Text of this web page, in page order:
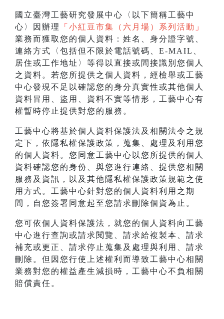
國立臺灣工藝研究發展中心〈以下簡稱工藝中
心〉因辦理
「 小紅豆市集（六月場）系列活動 」
業務而獲取您的個人資料：姓名、身分證字號、
連絡方式〈包括但不限於電話號碼、E-MAIL、
居住或工作地址〉等得以直接或間接識別您個人
之資料。若您所提供之個人資料，經檢舉或工藝
中心發現不足以確認您的身分真實性或其他個人
資料冒用、盜用、資料不實等情形，工藝中心有
權暫時停止提供對您的服務。
工藝中心將基於個人資料保護法及相關法令之規
定下，依隱私權保護政策，蒐集、處理及利用您
的個人資料。您同意工藝中心以您所提供的個人
資料確認您的身份、與您進行連絡、提供您相關
服務及資訊，以及其他隱私權保護政策規範之使
用方式。工藝中心針對您的個人資料利用之期
間，自您簽署同意起至您請求刪除個資為止。
您可依個人資料保護法，就您的個人資料向工藝
中心進行查詢或請求閱覽、請求給複製本、請求
補充或更正、請求停止蒐集及處理與利用、請求
刪除。但因您行使上述權利而導致工藝中心相關
業務對您的權益產生減損時，工藝中心不負相關
賠償責任。